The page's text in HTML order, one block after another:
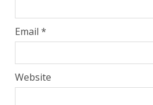
Email *
Website